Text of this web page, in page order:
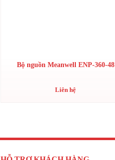
Bộ nguồn Meanwell ENP-360-48
Liên hệ